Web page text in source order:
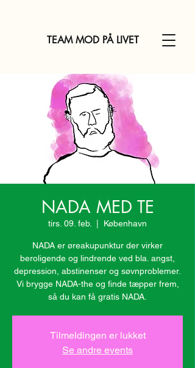
TEAM MOD PÅ LIVET
NADA MED TE
tirs. 09. feb. København
NADA er øreakupunktur der virker
beroligende og lindrende ved bla. angst,
depression, abstinenser og søvnproblemer.
Vi brygge NADA-the og finde tæpper frem,
så du kan få gratis NADA.
Tilmeldingen er lukket
Se andre events